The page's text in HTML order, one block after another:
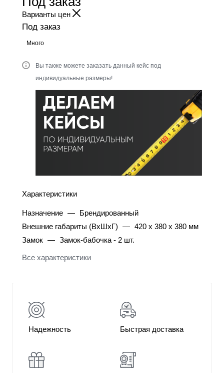
Варианты цен
Под заказ
Много
Вы также можете заказать данный кейс под
индивидуальные размеры!
Характеристики
Назначение — Брендированный
Внешние габариты (ВхШхГ) — 420 х 380 х 380 мм
Замок — Замок-бабочка - 2 шт.
Все характеристики
Надежность Быстрая доставка